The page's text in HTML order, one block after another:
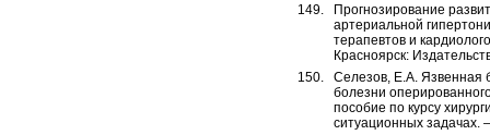
Прогнозирование
артериальной
терапевтов и
Красноярск:
Селезов, Е.А. Язвенная
болезни
пособие по курсу
ситуационных задачах.